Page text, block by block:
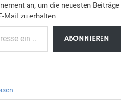
an, um die neuesten Beiträge
Mail zu erhalten.
ABONNIEREN